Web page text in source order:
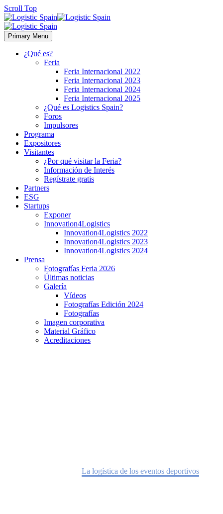
Scroll Top
Primary Menu
¿Qué es?
Feria
Feria Internacional 2022
Feria Internacional 2023
Feria Internacional 2024
Feria Internacional 2025
¿Qué es Logistics Spain?
Foros
Impulsores
Programa
Expositores
Visitantes
¿Por qué visitar la Feria?
Información de Interés
Regístrate gratis
Partners
ESG
Startups
Exponer
Innovation4Logistics
Innovation4Logistics 2022
Innovation4Logistics 2023
Innovation4Logistics 2024
Prensa
Fotografías Feria 2026
Últimas noticias
Galería
Vídeos
Fotografías Edición 2024
Fotografías
Imagen corporativa
Material Gráfico
Acreditaciones
La logística de los eventos deportivos